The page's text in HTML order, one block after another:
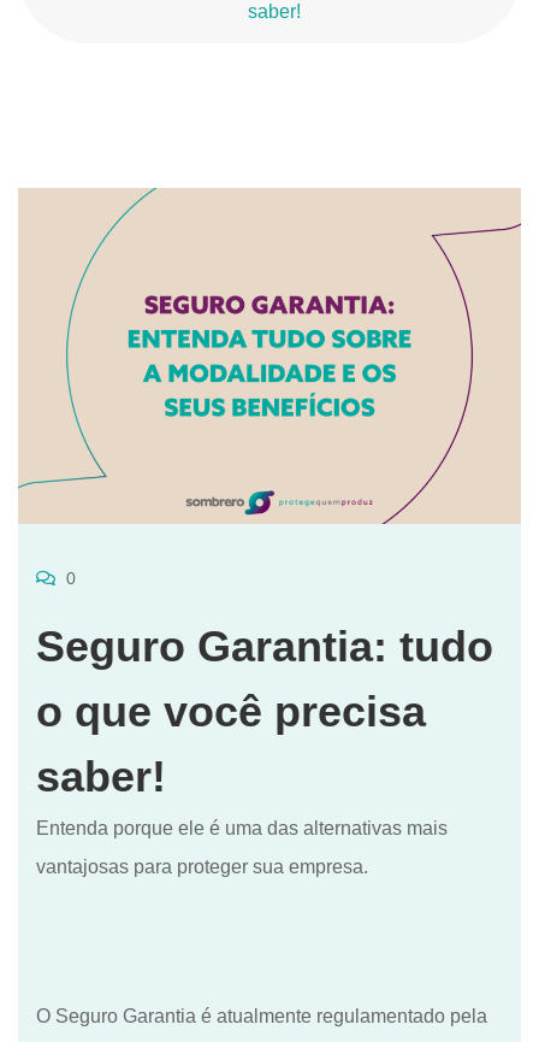
saber!
0
Seguro Garantia: tudo
o que você precisa
saber!
Entenda porque ele é uma das alternativas mais
vantajosas para proteger sua empresa.
O Seguro Garantia é atualmente regulamentado pela